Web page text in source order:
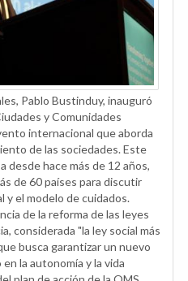
Pablo Bustinduy, inauguró
y Comunidades
internacional que aborda
de las sociedades. Este
desde hace más de 12 años,
de 60 países para discutir
y el modelo de cuidados.
de la reforma de las leyes
considerada "la ley social más
busca garantizar un nuevo
la autonomía y la vida